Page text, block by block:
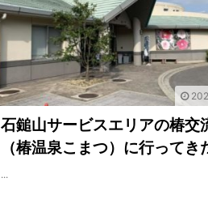
石鎚山サービスエリアの椿交
（椿温泉こまつ）に行ってき
...